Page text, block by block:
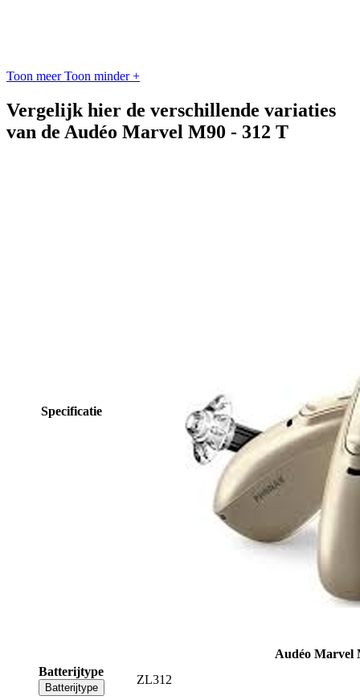
Toon meer Toon minder +
Vergelijk hier de verschillende variaties
van de Audéo Marvel M90 - 312 T
Specificatie
Audéo Marvel
Batterijtype
Batterijtype
ZL312